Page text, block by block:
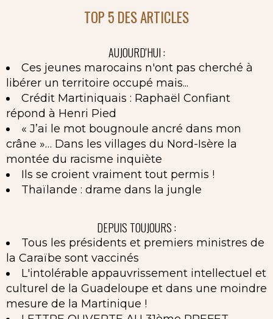
TOP 5 DES ARTICLES
AUJOURD'HUI :
Ces jeunes marocains n'ont pas cherché à
libérer un territoire occupé mais...
Crédit Martiniquais : Raphaël Confiant
répond à Henri Pied
« J’ai le mot bougnoule ancré dans mon
crâne »… Dans les villages du Nord-Isère la
montée du racisme inquiète
Ils se croient vraiment tout permis !
Thaïlande : drame dans la jungle
DEPUIS TOUJOURS :
Tous les présidents et premiers ministres de
la Caraïbe sont vaccinés
L'intolérable appauvrissement intellectuel et
culturel de la Guadeloupe et dans une moindre
mesure de la Martinique !